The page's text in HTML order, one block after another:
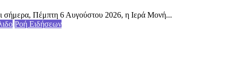
σήμερα, Πέμπτη 6 Αυγούστου 2026, η Ιερά Μονή...
Ροή Ειδήσεων